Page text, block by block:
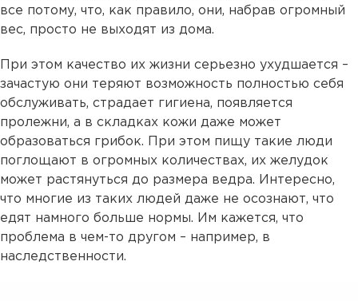
все потому, что, как правило, они, набрав огромный
вес, просто не выходят из дома.
При этом качество их жизни серьезно ухудшается –
зачастую они теряют возможность полностью себя
обслуживать, страдает гигиена, появляется
пролежни, а в складках кожи даже может
образоваться грибок. При этом пищу такие люди
поглощают в огромных количествах, их желудок
может растянуться до размера ведра. Интересно,
что многие из таких людей даже не осознают, что
едят намного больше нормы. Им кажется, что
проблема в чем-то другом – например, в
наследственности.